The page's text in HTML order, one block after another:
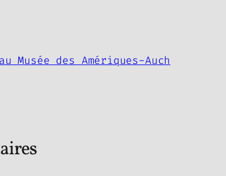
Musée des Amériques-Auch